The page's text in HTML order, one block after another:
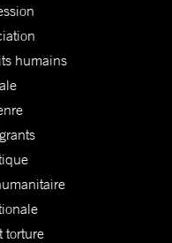
humains
torture